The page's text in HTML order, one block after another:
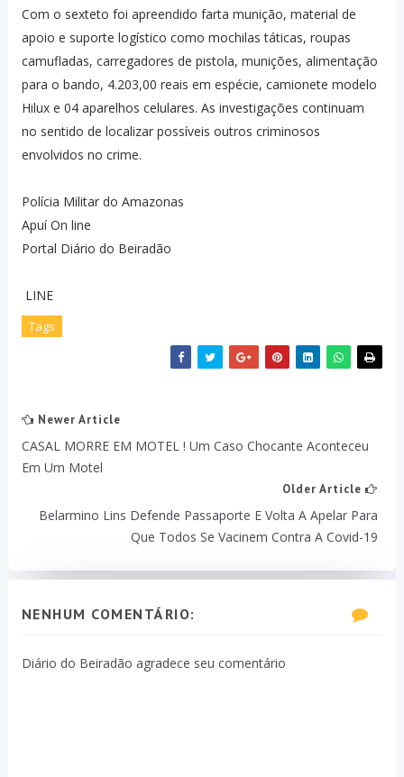
Com o sexteto foi apreendido farta munição, material de
apoio e suporte logístico como mochilas táticas, roupas
camufladas, carregadores de pistola, munições, alimentação
para o bando, 4.203,00 reais em espécie, camionete modelo
Hilux e 04 aparelhos celulares. As investigações continuam
no sentido de localizar possíveis outros criminosos
envolvidos no crime.
Polícia Militar do Amazonas
Apuí On line
Portal Diário do Beiradão
LINE
Tags
Newer Article
CASAL MORRE EM MOTEL ! Um Caso Chocante Aconteceu
Em Um Motel
Older Article
Belarmino Lins Defende Passaporte E Volta A Apelar Para
Que Todos Se Vacinem Contra A Covid-19
NENHUM COMENTÁRIO:
Diário do Beiradão agradece seu comentário